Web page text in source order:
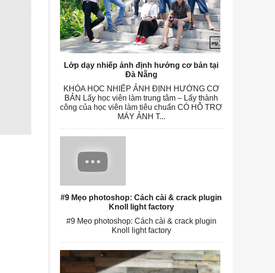
Lớp dạy nhiếp ảnh định hướng cơ bản tại
Đà Nẵng
KHÓA HỌC NHIẾP ẢNH ĐỊNH HƯỚNG CƠ
BẢN Lấy học viên làm trung tâm – Lấy thành
công của học viên làm tiêu chuẩn CÓ HỖ TRỢ
MÁY ẢNH T...
#9 Mẹo photoshop: Cách cài & crack plugin
Knoll light factory
#9 Mẹo photoshop: Cách cài & crack plugin
Knoll light factory